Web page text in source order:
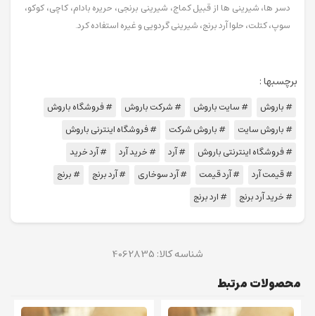
دسر ها، شیرینی ها از قبیل کماج، شیرینی برنجی، حریره بادام، کاچی، کوکو،
سوپ، کتلت، حلوا آرد برنج، شیرینی گردویی و غیره استفاده کرد.
برچسبها :
# باروش # سایت باروش # شرکت باروش
# فروشگاه باروش
# باروش سایت
# باروش شرکت
# فروشگاه اینترنی باروش
# فروشگاه اینترنتی باروش
# آرد # خرید آرد
# آرد خرید
# قیمت آرد
# آرد قیمت # آرد سوخاری # آرد برنج
# برنج
# خرید آرد برنج
# ارد برنج
شناسه کالا: 4062835
محصولات مرتبط